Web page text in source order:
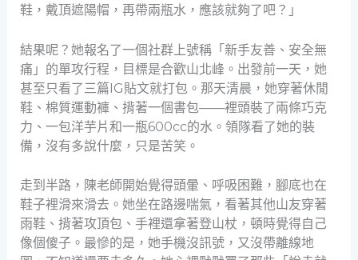
鞋，戴頂遮陽帽，再帶兩瓶水，應該就夠了吧？」
結果呢？她報名了一個社群上號稱「新手友善、安全無
痛」的單攻行程，目標是合歡山北峰。出發前一天，她
甚至只看了三篇IG貼文就打包。那天清晨，她穿著休閒
鞋、棉質運動褲、揹著一個書包——裡頭裝了兩條巧克
力、一包洋芋片和一瓶600cc的水。領隊看了她的裝
備，沒有多說什麼，只是苦笑。
走到半路，陳老師開始覺得頭暈、呼吸困難，腳底也在
鞋子裡滑來滑去。她坐在路邊喘氣，看著其他山友穿著
雨鞋、揹著攻頂包、手裡還拿著登山杖，頓時覺得自己
像個傻子。最慘的是，她手機沒訊號，又沒帶離線地